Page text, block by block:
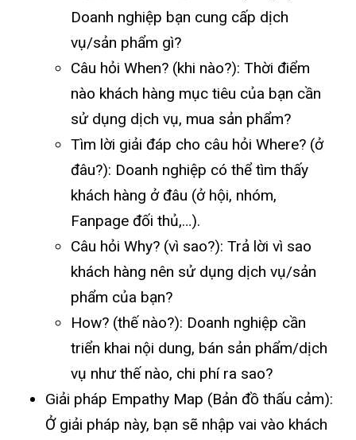
Doanh nghiệp bạn cung cấp dịch
vụ/sản phẩm gì?
Câu hỏi When? (khi nào?): Thời điểm
nào khách hàng mục tiêu của bạn cần
sử dụng dịch vụ, mua sản phẩm?
Tìm lời giải đáp cho câu hỏi Where? (ở
đâu?): Doanh nghiệp có thể tìm thấy
khách hàng ở đâu (ở hội, nhóm,
Fanpage đối thủ,…).
Câu hỏi Why? (vì sao?): Trả lời vì sao
khách hàng nên sử dụng dịch vụ/sản
phẩm của bạn?
How? (thế nào?): Doanh nghiệp cần
triển khai nội dung, bán sản phẩm/dịch
vụ như thế nào, chi phí ra sao?
Giải pháp Empathy Map (Bản đồ thấu cảm):
Ở giải pháp này, bạn sẽ nhập vai vào khách